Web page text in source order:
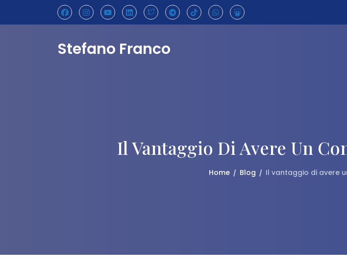
Stefano Franco
Il Vantaggio Di Avere Un
Home Blog Il vantaggio di avere